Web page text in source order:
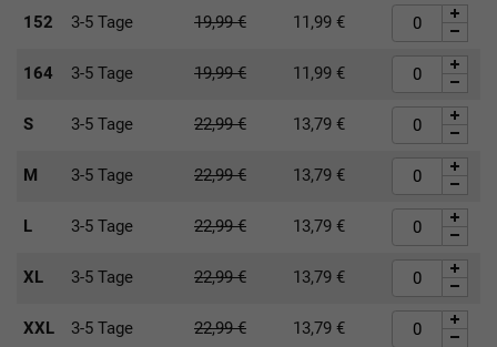
152 3-5 Tage 19,99€ 11,99 €
164 3-5 Tage 19,99€ 11,99 €
S 3-5 Tage 22,99€ 13,79 €
M 3-5 Tage 22,99€ 13,79 €
L 3-5 Tage 22,99€ 13,79 €
XL 3-5 Tage 22,99€ 13,79 €
XXL 3-5 Tage 22,99€ 13,79 €